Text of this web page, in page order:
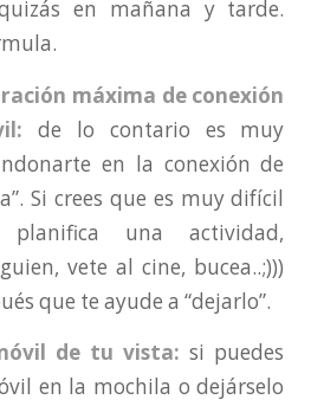
en mañana y tarde.
máxima de conexión
de lo contario es muy
en la conexión de
Si crees que es muy difícil
planifica una actividad,
vete al cine, bucea..;)))
que te ayude a “dejarlo”.
de tu vista: si puedes
en la mochila o dejárselo